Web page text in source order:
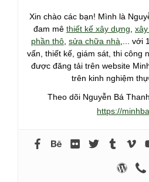
Xin chào các bạn! Mình là
đam mê thiết kế xây dựng
phần thô sửa chữa nhà ,... với
vấn, thiết kế, giám sát, thi công
được đăng tải trên website
trên kinh nghiệm
Theo dõi Nguyễn Bá
https://